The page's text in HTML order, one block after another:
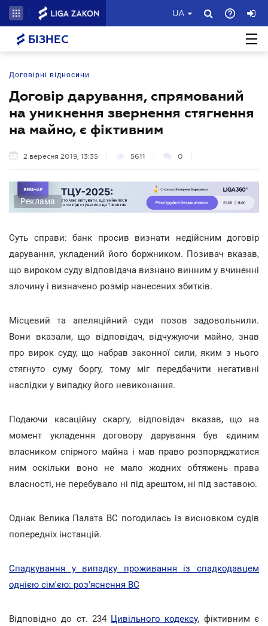
UA
БІЗНЕС
Договірні відносини
Договір дарування, спрямований
на уникнення звернення стягнення
на майно, є фіктивним
2 вересня 2019, 13:35 5611 0
Реклама
Суть справи: банк просив визнати недійсним договір
дарування, укладений його боржником. Позивач вказав,
що вироком суду відповідача визнано винним у вчиненні
злочину і визначено розмір нанесених збитків.
Місцевий та апеляційний суди позов задовольнили.
Вони вказали, що відповідач, відчужуючи майно, знав
про вирок суду, що набрав законної сили, яким з нього
стягнуто суму боргу, тому міг передбачити негативні
наслідки у випадку його невиконання.
Подаючи касаційну скаргу, відповідач вказав, що на
момент укладення договору дарування був єдиним
власником спірного майна і мав право розпоряджатися
ним оскільки воно не мало жодних обтяжень права
власності, не перебувало ні під арештом, ні під заставою.
Однак Велика Палата ВС погодилась із висновком судів
попередніх інстанцій.
Спадкування у випадку проживання із спадкодавцем
однією сім'єю: роз'яснення ВС
Відповідно до ст. 234 Цивільного кодексу, фіктивним є